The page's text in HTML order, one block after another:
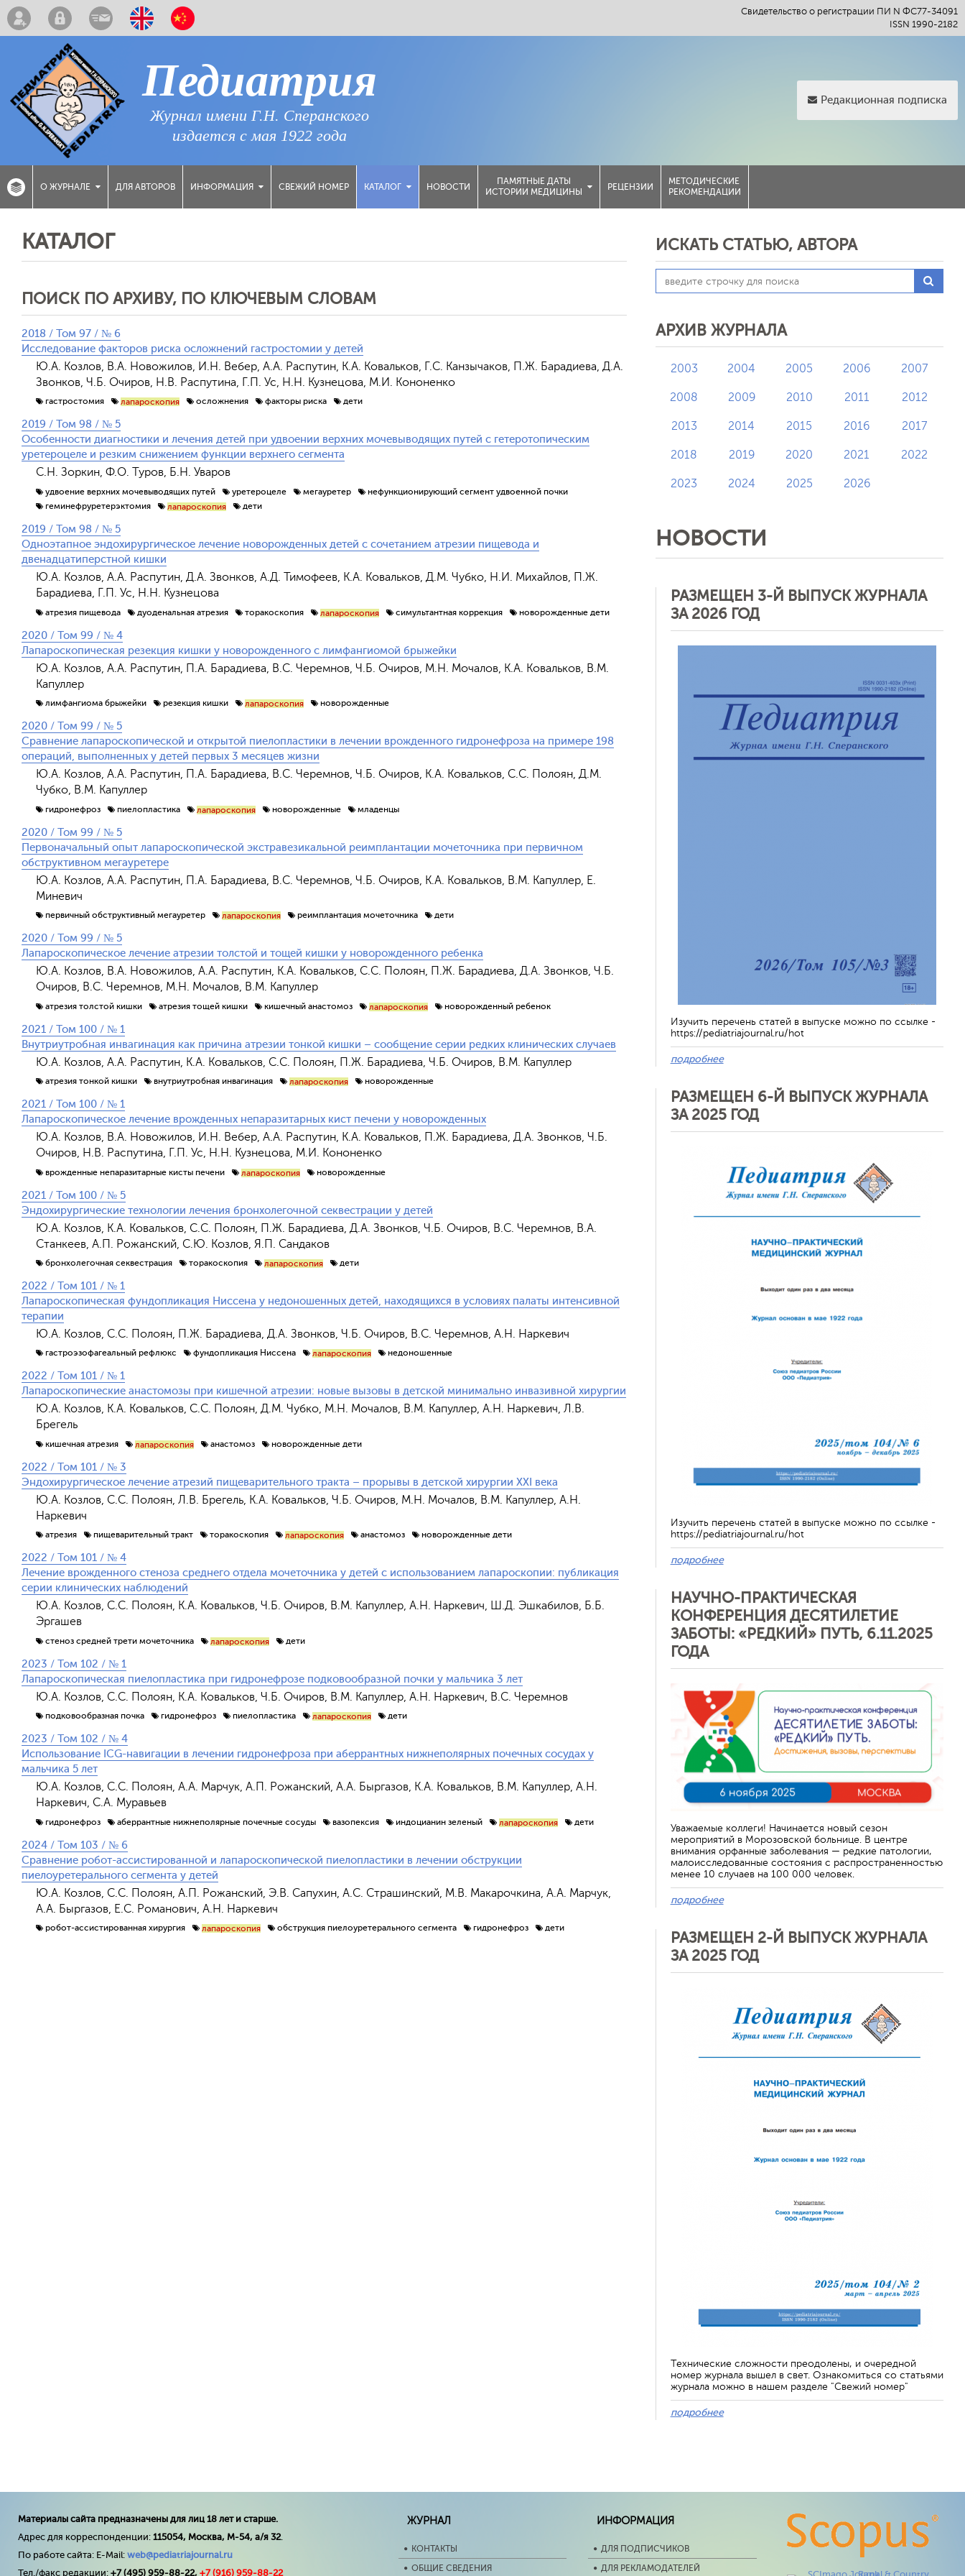
Свидетельство о регистрации ПИ N ФС77-34091
ISSN 1990-2182
Педиатрия
Журнал имени Г.Н. Сперанского
издается с мая 1922 года
Редакционная подписка
О ЖУРНАЛЕ ДЛЯ АВТОРОВ ИНФОРМАЦИЯ СВЕЖИЙ НОМЕР КАТАЛОГ НОВОСТИ
ПАМЯТНЫЕ ДАТЫ
ИСТОРИИ МЕДИЦИНЫ
РЕЦЕНЗИИ
МЕТОДИЧЕСКИЕ
РЕКОМЕНДАЦИИ
КАТАЛОГ
ПОИСК ПО АРХИВУ, ПО КЛЮЧЕВЫМ СЛОВАМ
2018 / Том 97 / № 6
Исследование факторов риска осложнений гастростомии у детей
Ю.А. Козлов, В.А. Новожилов, И.Н. Вебер, А.А. Распутин, К.А. Ковальков, Г.С. Канзычаков, П.Ж. Барадиева, Д.А.
Звонков, Ч.Б. Очиров, Н.В. Распутина, Г.П. Ус, Н.Н. Кузнецова, М.И. Кононенко
гастростомия лапароскопия осложнения факторы риска дети
2019 / Том 98 / № 5
Особенности диагностики и лечения детей при удвоении верхних мочевыводящих путей с гетеротопическим
уретероцеле и резким снижением функции верхнего сегмента
С.Н. Зоркин, Ф.О. Туров, Б.Н. Уваров
удвоение верхних мочевыводящих путей уретероцеле мегауретер
нефункционирующий сегмент удвоенной почки
геминефруретерэктомия
лапароскопия дети
2019 / Том 98 / № 5
Одноэтапное эндохирургическое лечение новорожденных детей с сочетанием атрезии пищевода и
двенадцатиперстной кишки
Ю.А. Козлов, А.А. Распутин, Д.А. Звонков, А.Д. Тимофеев, К.А. Ковальков, Д.М. Чубко, Н.И. Михайлов, П.Ж.
Барадиева, Г.П. Ус, Н.Н. Кузнецова
атрезия пищевода дуоденальная атрезия торакоскопия лапароскопия симультантная коррекция новорожденные дети
2020 / Том 99 / № 4
Лапароскопическая резекция кишки у новорожденного с лимфангиомой брыжейки
Ю.А. Козлов, А.А. Распутин, П.А. Барадиева, В.С. Черемнов, Ч.Б. Очиров, М.Н. Мочалов, К.А. Ковальков, В.М.
Капуллер
лимфангиома брыжейки резекция кишки лапароскопия новорожденные
2020 / Том 99 / № 5
Сравнение лапароскопической и открытой пиелопластики в лечении врожденного гидронефроза на примере 198
операций, выполненных у детей первых 3 месяцев жизни
Ю.А. Козлов, А.А. Распутин, П.А. Барадиева, В.С. Черемнов, Ч.Б. Очиров, К.А. Ковальков, С.С. Полоян, Д.М.
Чубко, В.М. Капуллер
гидронефроз пиелопластика лапароскопия новорожденные младенцы
2020 / Том 99 / № 5
Первоначальный опыт лапароскопической экстравезикальной реимплантации мочеточника при первичном
обструктивном мегауретере
Ю.А. Козлов, А.А. Распутин, П.А. Барадиева, В.С. Черемнов, Ч.Б. Очиров, К.А. Ковальков, В.М. Капуллер, Е.
Миневич
первичный обструктивный мегауретер лапароскопия реимплантация мочеточника дети
2020 / Том 99 / № 5
Лапароскопическое лечение атрезии толстой и тощей кишки у новорожденного ребенка
Ю.А. Козлов, В.А. Новожилов, А.А. Распутин, К.А. Ковальков, С.С. Полоян, П.Ж. Барадиева, Д.А. Звонков, Ч.Б.
Очиров, В.С. Черемнов, М.Н. Мочалов, В.М. Капуллер
атрезия толстой кишки атрезия тощей кишки кишечный анастомоз лапароскопия новорожденный ребенок
2021 / Том 100 / № 1
Внутриутробная инвагинация как причина атрезии тонкой кишки – сообщение серии редких клинических случаев
Ю.А. Козлов, А.А. Распутин, К.А. Ковальков, С.С. Полоян, П.Ж. Барадиева, Ч.Б. Очиров, В.М. Капуллер
атрезия тонкой кишки внутриутробная инвагинация лапароскопия новорожденные
2021 / Том 100 / № 1
Лапароскопическое лечение врожденных непаразитарных кист печени у новорожденных
Ю.А. Козлов, В.А. Новожилов, И.Н. Вебер, А.А. Распутин, К.А. Ковальков, П.Ж. Барадиева, Д.А. Звонков, Ч.Б.
Очиров, Н.В. Распутина, Г.П. Ус, Н.Н. Кузнецова, М.И. Кононенко
врожденные непаразитарные кисты печени лапароскопия новорожденные
2021 / Том 100 / № 5
Эндохирургические технологии лечения бронхолегочной секвестрации у детей
Ю.А. Козлов, К.А. Ковальков, С.С. Полоян, П.Ж. Барадиева, Д.А. Звонков, Ч.Б. Очиров, В.С. Черемнов, В.А.
Станкеев, А.П. Рожанский, С.Ю. Козлов, Я.П. Сандаков
бронхолегочная секвестрация торакоскопия лапароскопия дети
2022 / Том 101 / № 1
Лапароскопическая фундопликация Ниссена у недоношенных детей, находящихся в условиях палаты интенсивной
терапии
Ю.А. Козлов, С.С. Полоян, П.Ж. Барадиева, Д.А. Звонков, Ч.Б. Очиров, В.С. Черемнов, А.Н. Наркевич
гастроэзофагеальный рефлюкс фундопликация Ниссена лапароскопия недоношенные
2022 / Том 101 / № 1
Лапароскопические анастомозы при кишечной атрезии: новые вызовы в детской минимально инвазивной хирургии
Ю.А. Козлов, К.А. Ковальков, С.С. Полоян, Д.М. Чубко, М.Н. Мочалов, В.М. Капуллер, А.Н. Наркевич, Л.В.
Брегель
кишечная атрезия лапароскопия анастомоз новорожденные дети
2022 / Том 101 / № 3
Эндохирургическое лечение атрезий пищеварительного тракта – прорывы в детской хирургии XXI века
Ю.А. Козлов, С.С. Полоян, Л.В. Брегель, К.А. Ковальков, Ч.Б. Очиров, М.Н. Мочалов, В.М. Капуллер, А.Н.
Наркевич
атрезия пищеварительный тракт торакоскопия лапароскопия анастомоз новорожденные дети
2022 / Том 101 / № 4
Лечение врожденного стеноза среднего отдела мочеточника у детей с использованием лапароскопии: публикация
серии клинических наблюдений
Ю.А. Козлов, С.С. Полоян, К.А. Ковальков, Ч.Б. Очиров, В.М. Капуллер, А.Н. Наркевич, Ш.Д. Эшкабилов, Б.Б.
Эргашев
стеноз средней трети мочеточника лапароскопия дети
2023 / Том 102 / № 1
Лапароскопическая пиелопластика при гидронефрозе подковообразной почки у мальчика 3 лет
Ю.А. Козлов, С.С. Полоян, К.А. Ковальков, Ч.Б. Очиров, В.М. Капуллер, А.Н. Наркевич, В.С. Черемнов
подковообразная почка гидронефроз пиелопластика лапароскопия дети
2023 / Том 102 / № 4
Использование ICG-навигации в лечении гидронефроза при аберрантных нижнеполярных почечных сосудах у
мальчика 5 лет
Ю.А. Козлов, С.С. Полоян, А.А. Марчук, А.П. Рожанский, А.А. Быргазов, К.А. Ковальков, В.М. Капуллер, А.Н.
Наркевич, С.А. Муравьев
гидронефроз аберрантные нижнеполярные почечные сосуды вазопексия индоцианин зеленый лапароскопия дети
2024 / Том 103 / № 6
Сравнение робот-ассистированной и лапароскопической пиелопластики в лечении обструкции
пиелоуретерального сегмента у детей
Ю.А. Козлов, С.С. Полоян, А.П. Рожанский, Э.В. Сапухин, А.С. Страшинский, М.В. Макарочкина, А.А. Марчук,
А.А. Быргазов, Е.С. Романович, А.Н. Наркевич
робот-ассистированная хирургия лапароскопия обструкция пиелоуретерального сегмента гидронефроз дети
ИСКАТЬ СТАТЬЮ, АВТОРА
АРХИВ ЖУРНАЛА
2003 2004 2005 2006 2007
2008 2009 2010 2011 2012
2013 2014 2015 2016 2017
2018 2019 2020 2021 2022
2023 2024 2025 2026
НОВОСТИ
РАЗМЕЩЕН 3-Й ВЫПУСК ЖУРНАЛА
ЗА 2026 ГОД
Изучить перечень статей в выпуске можно по ссылке -
https://pediatriajournal.ru/hot
подробнее
РАЗМЕЩЕН 6-Й ВЫПУСК ЖУРНАЛА
ЗА 2025 ГОД
Изучить перечень статей в выпуске можно по ссылке -
https://pediatriajournal.ru/hot
подробнее
НАУЧНО-ПРАКТИЧЕСКАЯ
КОНФЕРЕНЦИЯ ДЕСЯТИЛЕТИЕ
ЗАБОТЫ: «РЕДКИЙ» ПУТЬ, 6.11.2025
ГОДА
Уважаемые коллеги! Начинается новый сезон
мероприятий в Морозовской больнице. В центре
внимания орфанные заболевания — редкие патологии,
малоисследованные состояния с распространенностью
менее 10 случаев на 100 000 человек.
подробнее
РАЗМЕЩЕН 2-Й ВЫПУСК ЖУРНАЛА
ЗА 2025 ГОД
Технические сложности преодолены, и очередной
номер журнала вышел в свет. Ознакомиться со статьями
журнала можно в нашем разделе "Свежий номер"
подробнее
Материалы сайта предназначены для лиц 18 лет и старше.
Адрес для корреспонденции: 115054, Москва, М-54, а/я 32.
По работе сайта: E-Mail: web@pediatriajournal.ru
Тел./факс редакции: +7 (495) 959-88-22, +7 (916) 959-88-22
ЖУРНАЛ
КОНТАКТЫ
ОБЩИЕ СВЕДЕНИЯ
ИНФОРМАЦИЯ
ДЛЯ ПОДПИСЧИКОВ
ДЛЯ РЕКЛАМОДАТЕЛЕЙ
Обратная связь
Отменить